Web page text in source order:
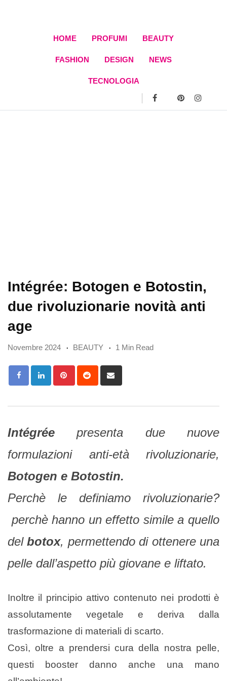
HOME PROFUMI BEAUTY
FASHION DESIGN NEWS
TECNOLOGIA
Intégrée: Botogen e Botostin,
due rivoluzionarie novità anti
age
Novembre 2024 BEAUTY 1 Min Read
PinterestReddit
via
Intégrée presenta due nuove
formulazioni anti-età rivoluzionarie,
Botogen e Botostin.
Perchè le definiamo rivoluzionarie?
perchè hanno un effetto simile a quello
delbotox, permettendo di ottenere una
pelle dall’aspetto più giovane e liftato.
Inoltre il principio attivo contenuto nei prodotti è
assolutamente vegetale e deriva dalla
trasformazione di materiali di scarto.
Così, oltre a prendersi cura della nostra pelle,
questi booster danno anche una mano